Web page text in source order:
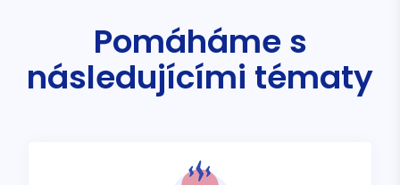
Pomáháme s
následujícími tématy